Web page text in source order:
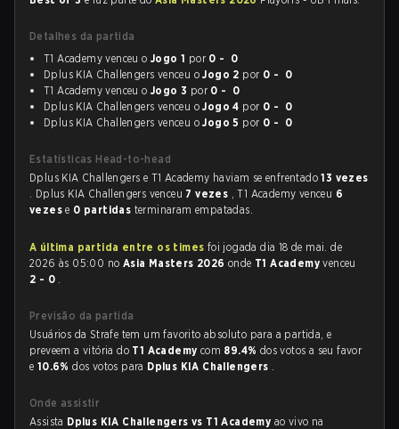
Detalhes da partida
T1 Academy venceu o Jogo 1 por 0 - 0
Dplus KIA Challengers venceu oJogo 2 por 0 - 0
T1 Academy venceu o Jogo 3 por 0 - 0
Dplus KIA Challengers venceu oJogo 4 por 0 - 0
Dplus KIA Challengers venceu oJogo 5 por 0 - 0
Estatísticas Head-to-head
Dplus KIA Challengers e T1 Academy haviam se enfrentado13 vezes
. Dplus KIA Challengers venceu 7 vezes , T1 Academy venceu 6
vezese 0 partidas terminaram empatadas.
A última partida entre os times foi jogada dia 18 de mai. de
2026 às 05:00 no Asia Masters 2026onde T1 Academyvenceu
2 - 0 .
Previsão da partida
Usuários da Strafe tem um favorito absoluto para a partida, e
preveem a vitória do T1 Academy com 89.4% dos votos a seu favor
e 10.6%dos votos para Dplus KIA Challengers .
Onde assistir
Assista Dplus KIA Challengers vs T1 Academy ao vivo na